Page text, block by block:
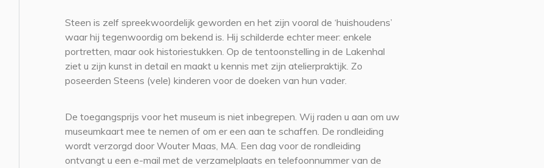
Steen is zelf spreekwoordelijk geworden en het zijn vooral de ‘huishoudens’
waar hij tegenwoordig om bekend is. Hij schilderde echter meer: enkele
portretten, maar ook historiestukken. Op de tentoonstelling in de Lakenhal
ziet u zijn kunst in detail en maakt u kennis met zijn atelierpraktijk. Zo
poseerden Steens (vele) kinderen voor de doeken van hun vader.
De toegangsprijs voor het museum is niet inbegrepen. Wij raden u aan om uw
museumkaart mee te nemen of om er een aan te schaffen. De rondleiding
wordt verzorgd door Wouter Maas, MA. Een dag voor de rondleiding
ontvangt u een e-mail met de verzamelplaats en telefoonnummer van de